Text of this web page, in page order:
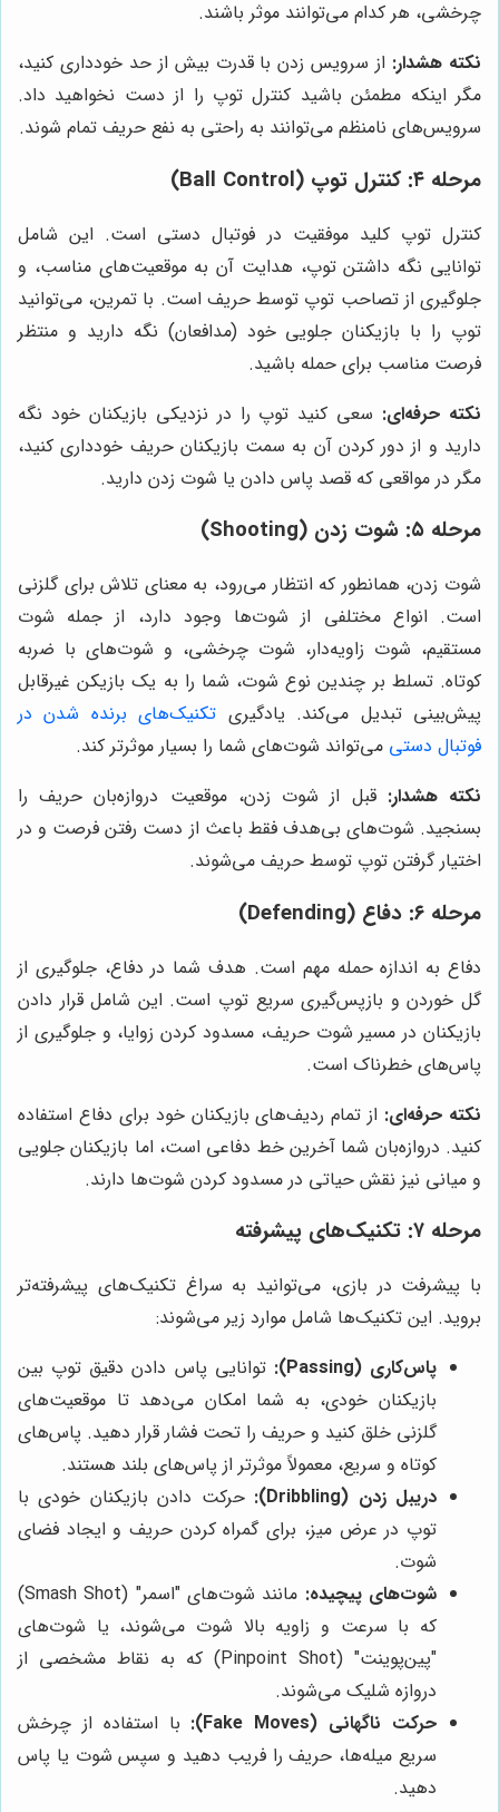
چرخشی، هر کدام می‌توانند موثر باشند.
نکته هشدار: از سرویس زدن با قدرت بیش از حد خودداری کنید،
مگر اینکه مطمئن باشید کنترل توپ را از دست نخواهید داد.
سرویس‌های نامنظم می‌توانند به راحتی به نفع حریف تمام شوند.
مرحله ۴: کنترل توپ (Ball Control)
کنترل توپ کلید موفقیت در فوتبال دستی است. این شامل
توانایی نگه داشتن توپ، هدایت آن به موقعیت‌های مناسب، و
جلوگیری از تصاحب توپ توسط حریف است. با تمرین، می‌توانید
توپ را با بازیکنان جلویی خود (مدافعان) نگه دارید و منتظر
فرصت مناسب برای حمله باشید.
نکته حرفه‌ای: سعی کنید توپ را در نزدیکی بازیکنان خود نگه
دارید و از دور کردن آن به سمت بازیکنان حریف خودداری کنید،
مگر در مواقعی که قصد پاس دادن یا شوت زدن دارید.
مرحله ۵: شوت زدن (Shooting)
شوت زدن، همانطور که انتظار می‌رود، به معنای تلاش برای گلزنی
است. انواع مختلفی از شوت‌ها وجود دارد، از جمله شوت
مستقیم، شوت زاویه‌دار، شوت چرخشی، و شوت‌های با ضربه
کوتاه. تسلط بر چندین نوع شوت، شما را به یک بازیکن غیرقابل
پیش‌بینی تبدیل می‌کند. یادگیری تکنیک‌های برنده شدن در
فو‌تبا‌ل دستی می‌تواند شوت‌های شما را بسیار موثرتر کند.
نکته هشدار: قبل از شوت زدن، موقعیت دروازه‌بان حریف را
بسنجید. شوت‌های بی‌هدف فقط باعث از دست رفتن فرصت و در
اختیار گرفتن توپ توسط حریف می‌شوند.
مرحله ۶: دفاع (Defending)
دفاع به اندازه حمله مهم است. هدف شما در دفاع، جلوگیری از
گل خوردن و بازپس‌گیری سریع توپ است. این شامل قرار دادن
بازیکنان در مسیر شوت حریف، مسدود کردن زوایا، و جلوگیری از
پاس‌های خطرناک است.
نکته حرفه‌ای: از تمام ردیف‌های بازیکنان خود برای دفاع استفاده
کنید. دروازه‌بان شما آخرین خط دفاعی است، اما بازیکنان جلویی
و میانی نیز نقش حیاتی در مسدود کردن شوت‌ها دارند.
مرحله ۷: تکنیک‌های پیشرفته
با پیشرفت در بازی، می‌توانید به سراغ تکنیک‌های پیشرفته‌تر
بروید. این تکنیک‌ها شامل موارد زیر می‌شوند:
پاس‌کاری (Passing):
توانایی پاس دادن دقیق توپ بین
بازیکنان خودی، به شما امکان می‌دهد تا موقعیت‌های
گلزنی خلق کنید و حریف را تحت فشار قرار دهید. پاس‌های
کوتاه و سریع، معمولاً موثرتر از پاس‌های بلند هستند.
دریبل زدن (Dribbling):
حرکت دادن بازیکنان خودی با
توپ در عرض میز، برای گمراه کردن حریف و ایجاد فضای
شوت.
شوت‌های پیچیده:
مانند شوت‌های "اسمر" (Smash Shot)
که با سرعت و زاویه بالا شوت می‌شوند، یا شوت‌های
"پین‌پوینت" (Pinpoint Shot) که به نقاط مشخصی از
دروازه شلیک می‌شوند.
حرکت ناگهانی (Fake Moves):
با استفاده از چرخش
سریع میله‌ها، حریف را فریب دهید و سپس شوت یا پاس
دهید.